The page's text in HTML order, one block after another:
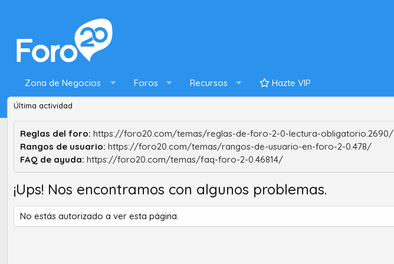
Zona de Negocios Foros Recursos Hazte VIP
Última actividad
Reglas del foro: https://foro20.com/temas/reglas-de-foro-2-0-lectura-obligatorio.2690/
Rangos de usuario: https://foro20.com/temas/rangos-de-usuario-en-foro-2-0.478/
FAQ de ayuda: https://foro20.com/temas/faq-foro-2-0.46814/
¡Ups! Nos encontramos con algunos problemas.
No estás autorizado a ver esta página.